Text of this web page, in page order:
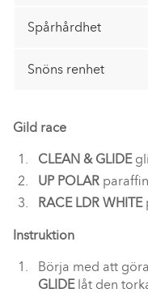
Spårhårdhet
Snöns renhet
Gild race
CLEAN & GLIDE
UP POLAR
RACE LDR WHITE
Instruktion
Börja med att
GLIDElåt den